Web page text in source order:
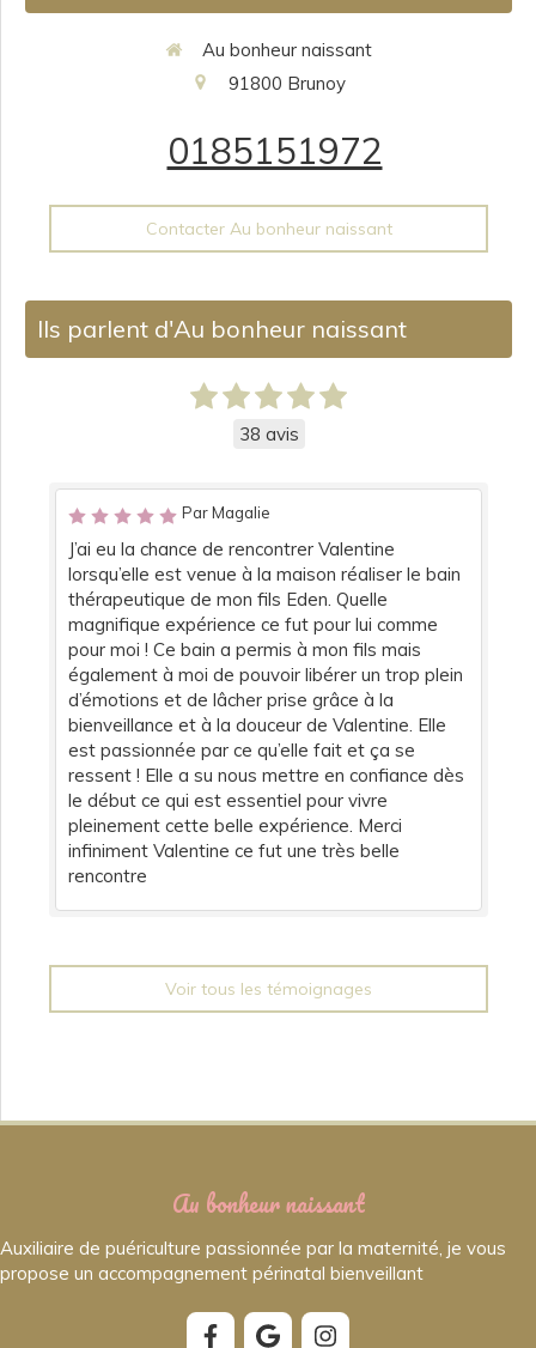
Au bonheur naissant
91800 Brunoy
0185151972
Contacter Au bonheur naissant
Ils parlent d'Au bonheur naissant
38 avis
Par Magalie
J’ai eu la chance de rencontrer Valentine
lorsqu’elle est venue à la maison réaliser le bain
thérapeutique de mon fils Eden. Quelle
magnifique expérience ce fut pour lui comme
pour moi ! Ce bain a permis à mon fils mais
également à moi de pouvoir libérer un trop plein
d’émotions et de lâcher prise grâce à la
bienveillance et à la douceur de Valentine. Elle
est passionnée par ce qu’elle fait et ça se
ressent ! Elle a su nous mettre en confiance dès
le début ce qui est essentiel pour vivre
pleinement cette belle expérience. Merci
infiniment Valentine ce fut une très belle
rencontre
Voir tous les témoignages
Au bonheur naissant
Auxiliaire de puériculture passionnée par la maternité, je vous
propose un accompagnement périnatal bienveillant